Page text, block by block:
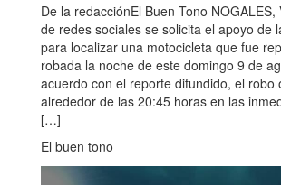
De la redacciónEl Buen Tono NOGALES,
de redes sociales se solicita el apoyo de
para localizar una motocicleta que fue
robada la noche de este domingo 9 de
acuerdo con el reporte difundido, el robo
alrededor de las 20:45 horas en las
[…]
El buen tono